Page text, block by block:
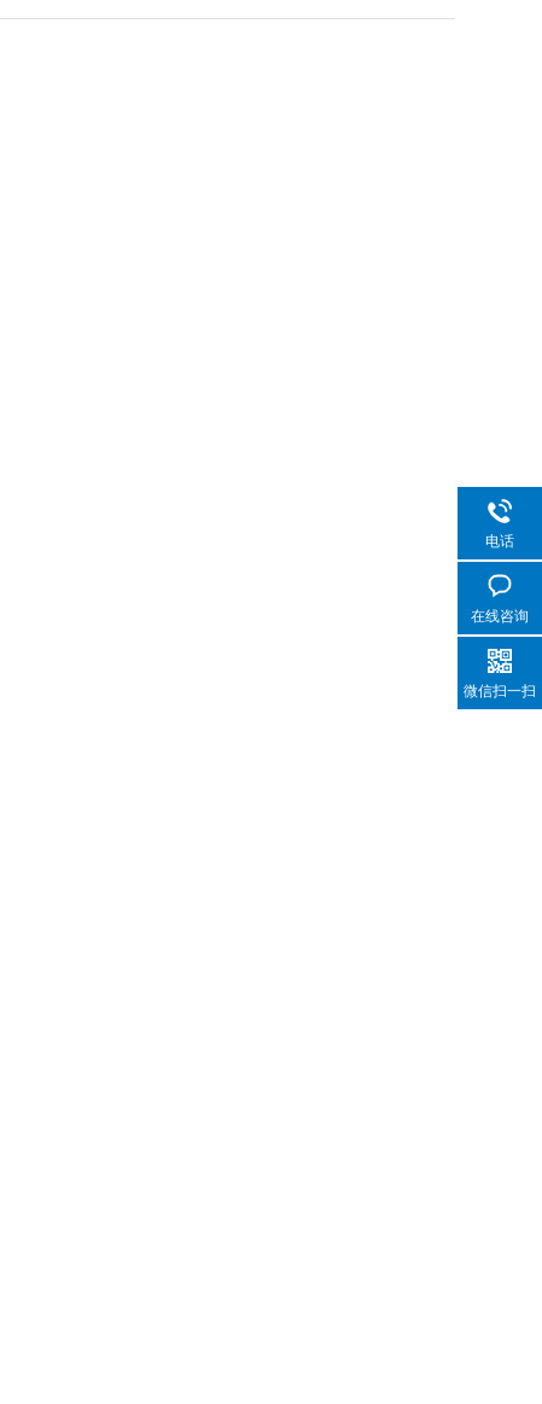
电话
在线咨询
微信扫一扫